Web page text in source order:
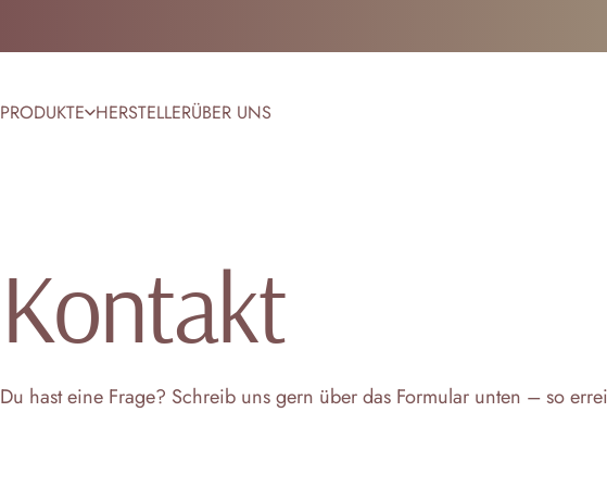
PRODUKTE HERSTELLERÜBER UNS
Kontakt
Du hast eine Frage? Schreib uns gern über das Formular unten – so